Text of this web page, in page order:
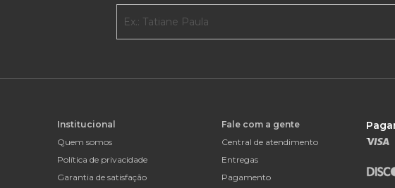
Institucional
Quem somos
Política de privacidade
Garantia de satisfação
Fale com a gente
Central de atendimento
Entregas
Pagamento